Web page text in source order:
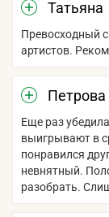
Татьяна
Превосходный
артистов.
Петрова
Еще раз
выигрывают в
понравился
невнятный.
разобрать.